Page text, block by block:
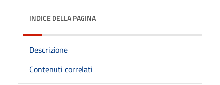
INDICE DELLA PAGINA
Descrizione
Contenuti correlati